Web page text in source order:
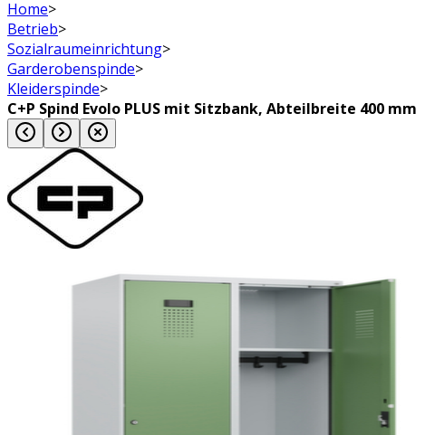
Home>
Betrieb>
Sozialraumeinrichtung>
Garderobenspinde>
Kleiderspinde>
C+P Spind Evolo PLUS mit Sitzbank, Abteilbreite 400 mm